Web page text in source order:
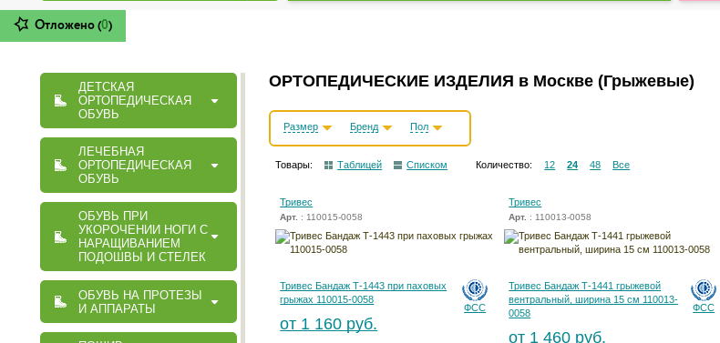
Отложено (0)
ДЕТСКАЯ
ОРТОПЕДИЧЕСКАЯ
ОБУВЬ
ЛЕЧЕБНАЯ
ОРТОПЕДИЧЕСКАЯ
ОБУВЬ
ОБУВЬ ПРИ
УКОРОЧЕНИИ НОГИ С
НАРАЩИВАНИЕМ
ПОДОШВЫ И СТЕЛЕК
ОБУВЬ НА ПРОТЕЗЫ
И АППАРАТЫ
ОРТОПЕДИЧЕСКИЕ ИЗДЕЛИЯ в Москве(Грыжевые)
Размер Бренд Пол
Товары: Таблицей Списком Количество: 12 24 48 Все
Тривес
Арт. : 110015-0058
ФСС
Тривес Бандаж Т-1443 при паховых
грыжах 110015-0058
от 1 160 руб.
Тривес
Арт. : 110013-0058
ФСС
Тривес Бандаж Т-1441 грыжевой
вентральный, ширина 15 см 110013-
0058
от 1 460 руб.